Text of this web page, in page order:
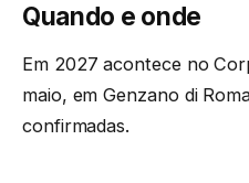
Quando e onde
Em 2027 acontece no
maio, em Genzano di
confirmadas.